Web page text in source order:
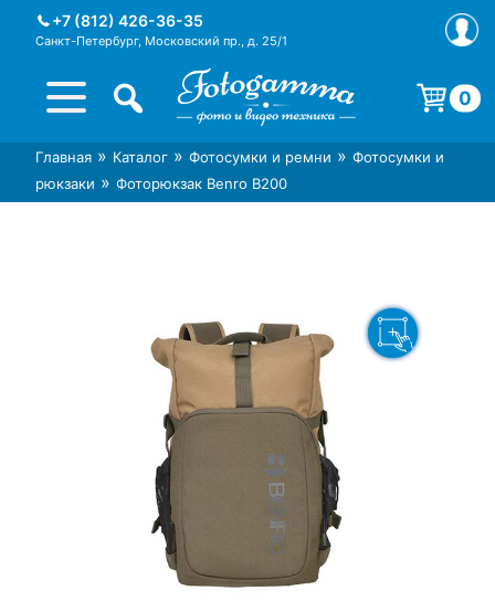
+7 (812) 426-36-35
Санкт-Петербург, Московский пр., д. 25/1
Интернет-магазин фототехники
Foto-Gamma в СПб
Магазин фотоаксессуаров foto-
gamma.ru
0
Корзина пуста.
Главная » Каталог » Фотосумки и ремни » Фотосумки и
рюкзаки » Фоторюкзак Benro B200